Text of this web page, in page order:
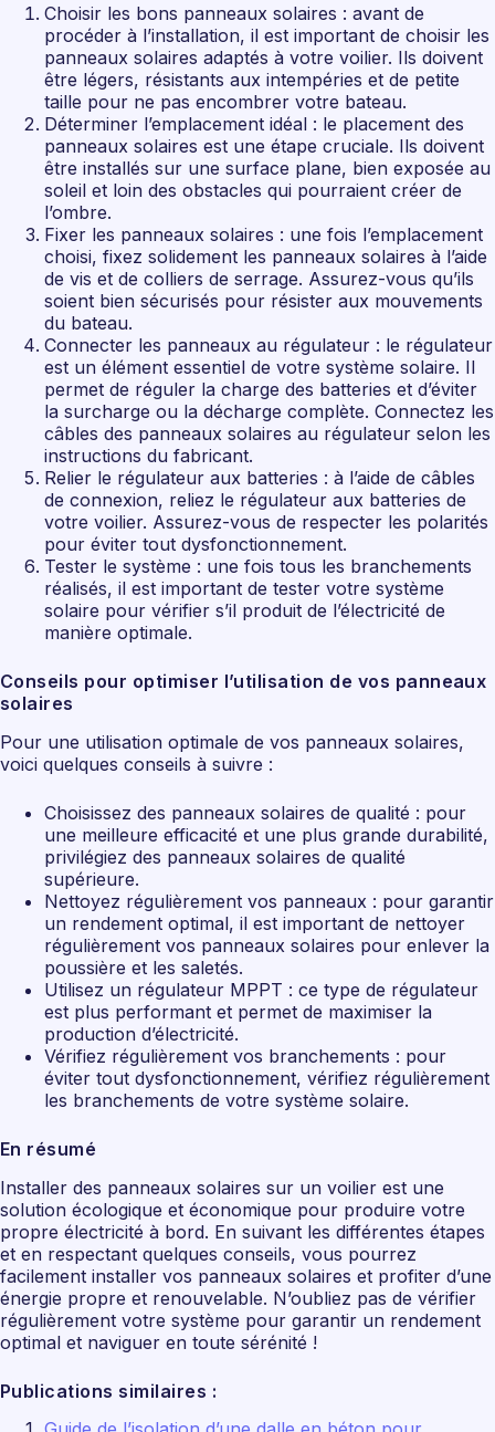
Choisir les bons panneaux solaires : avant de
procéder à l’installation, il est important de choisir les
panneaux solaires adaptés à votre voilier. Ils doivent
être légers, résistants aux intempéries et de petite
taille pour ne pas encombrer votre bateau.
Déterminer l’emplacement idéal : le placement des
panneaux solaires est une étape cruciale. Ils doivent
être installés sur une surface plane, bien exposée au
soleil et loin des obstacles qui pourraient créer de
l’ombre.
Fixer les panneaux solaires : une fois l’emplacement
choisi, fixez solidement les panneaux solaires à l’aide
de vis et de colliers de serrage. Assurez-vous qu’ils
soient bien sécurisés pour résister aux mouvements
du bateau.
Connecter les panneaux au régulateur : le régulateur
est un élément essentiel de votre système solaire. Il
permet de réguler la charge des batteries et d’éviter
la surcharge ou la décharge complète. Connectez les
câbles des panneaux solaires au régulateur selon les
instructions du fabricant.
Relier le régulateur aux batteries : à l’aide de câbles
de connexion, reliez le régulateur aux batteries de
votre voilier. Assurez-vous de respecter les polarités
pour éviter tout dysfonctionnement.
Tester le système : une fois tous les branchements
réalisés, il est important de tester votre système
solaire pour vérifier s’il produit de l’électricité de
manière optimale.
Conseils pour optimiser l’utilisation de vos panneaux
solaires
Pour une utilisation optimale de vos panneaux solaires,
voici quelques conseils à suivre :
Choisissez des panneaux solaires de qualité : pour
une meilleure efficacité et une plus grande durabilité,
privilégiez des panneaux solaires de qualité
supérieure.
Nettoyez régulièrement vos panneaux : pour garantir
un rendement optimal, il est important de nettoyer
régulièrement vos panneaux solaires pour enlever la
poussière et les saletés.
Utilisez un régulateur MPPT : ce type de régulateur
est plus performant et permet de maximiser la
production d’électricité.
Vérifiez régulièrement vos branchements : pour
éviter tout dysfonctionnement, vérifiez régulièrement
les branchements de votre système solaire.
En résumé
Installer des panneaux solaires sur un voilier est une
solution écologique et économique pour produire votre
propre électricité à bord. En suivant les différentes étapes
et en respectant quelques conseils, vous pourrez
facilement installer vos panneaux solaires et profiter d’une
énergie propre et renouvelable. N’oubliez pas de vérifier
régulièrement votre système pour garantir un rendement
optimal et naviguer en toute sérénité !
Publications similaires :